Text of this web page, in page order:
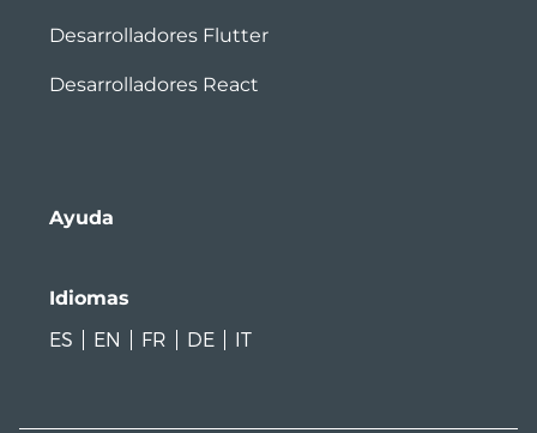
Desarrolladores Flutter
Desarrolladores React
Ayuda
Idiomas
ES
EN FR DE IT